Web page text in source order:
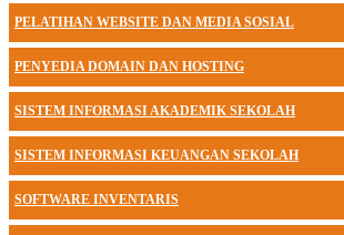
PELATIHAN WEBSITE DAN MEDIA SOSIAL
PENYEDIA DOMAIN DAN HOSTING
SISTEM INFORMASI AKADEMIK SEKOLAH
SISTEM INFORMASI KEUANGAN SEKOLAH
SOFTWARE INVENTARIS